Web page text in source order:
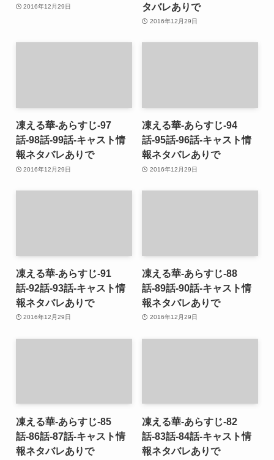
2016年12月29日
タバレありで
2016年12月29日
凍える華-あらすじ-97
話-98話-99話-キャスト情
報ネタバレありで
2016年12月29日
凍える華-あらすじ-94
話-95話-96話-キャスト情
報ネタバレありで
2016年12月29日
凍える華-あらすじ-91
話-92話-93話-キャスト情
報ネタバレありで
2016年12月29日
凍える華-あらすじ-88
話-89話-90話-キャスト情
報ネタバレありで
2016年12月29日
凍える華-あらすじ-85
話-86話-87話-キャスト情
報ネタバレありで
凍える華-あらすじ-82
話-83話-84話-キャスト情
報ネタバレありで